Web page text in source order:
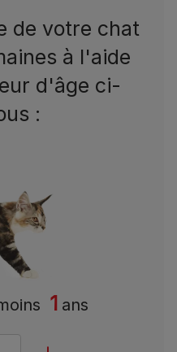
de votre chat
à l'aide
d'âge ci-
:
1 ans